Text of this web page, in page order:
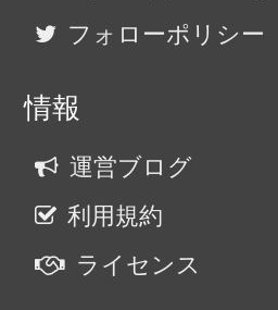
フォローポリシー
情報
運営ブログ
利用規約
ライセンス